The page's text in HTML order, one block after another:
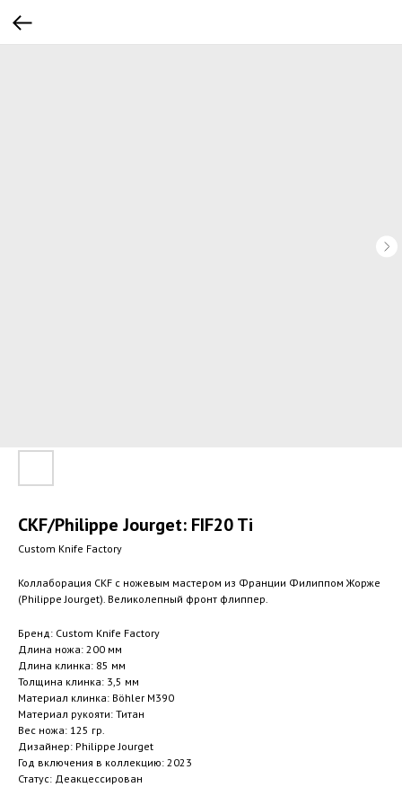
CKF/Philippe Jourget: FIF20 Ti
Custom Knife Factory
Коллаборация CKF с ножевым мастером из Франции Филиппом Жорже
(Philippe Jourget). Великолепный фронт флиппер.
Бренд: Custom Knife Factory
Длина ножа: 200 мм
Длина клинка: 85 мм
Толщина клинка: 3,5 мм
Материал клинка: Böhler M390
Материал рукояти: Титан
Вес ножа: 125 гр.
Дизайнер: Philippe Jourget
Год включения в коллекцию: 2023
Статус: Деакцессирован